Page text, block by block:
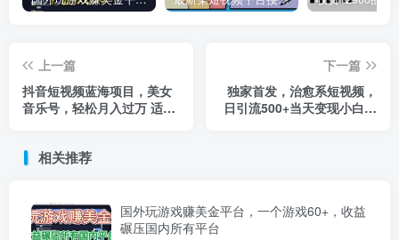
上一篇
抖音短视频蓝海项目，美女
音乐号，轻松月入过万 适合
下一篇
独家首发，治愈系短视频，
日引流500+当天变现小白月
相关推荐
国外玩游戏赚美金平台，一个游戏60+，收益
碾压国内所有平台